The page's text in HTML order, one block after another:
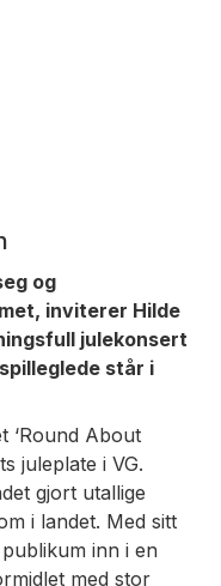
og
inviterer Hilde
julekonsert
står i
‘Round About
juleplate i VG.
gjort utallige
i landet. Med sitt
inn i en
med stor